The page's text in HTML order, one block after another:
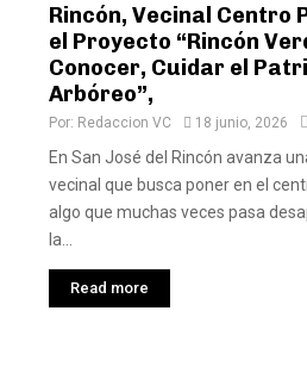
Rincón, Vecinal Centro
el Proyecto “Rincón
Conocer, Cuidar el
Arbóreo”,
Por: Redaccion VC 18 junio, 2026
En San José del Rincón avanza
vecinal que busca poner en el
algo que muchas veces pasa
la...
Read more